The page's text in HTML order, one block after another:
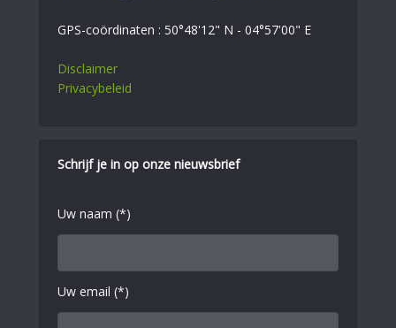
GPS-coördinaten : 50°48'12" N - 04°57'00" E
Disclaimer
Privacybeleid
Schrijf je in op onze nieuwsbrief
Uw naam (*)
Uw email (*)